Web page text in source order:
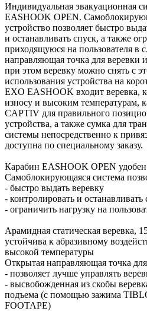
Индивидуальная эвакуационная
EASHOOK OPEN.
устройство позволяет быстро
и останавливать спуск, а также
приходящуюся на пользователя в
направляющая точка для веревки
при этом веревку можно снять с
использования устройства на
EXO EASHOOK входит веревка,
износу и высоким температурам,
CAPTIV для правильного
устройства, а также сумка для
системы непосредственно к
доступна по специальному заказу.
Карабин EASHOOK OPEN удобен
Самоблокирующаяся система
- быстро выдать веревку
- контролировать и останавливать
- ограничить нагрузку на
Арамидная статическая веревка,
устойчива к абразивному
высокой температуры
Открытая направляющая точка
- позволяет лучше управлять
- высвобожденная из скобы
подъема (с помощью зажима
FOOTAPE)